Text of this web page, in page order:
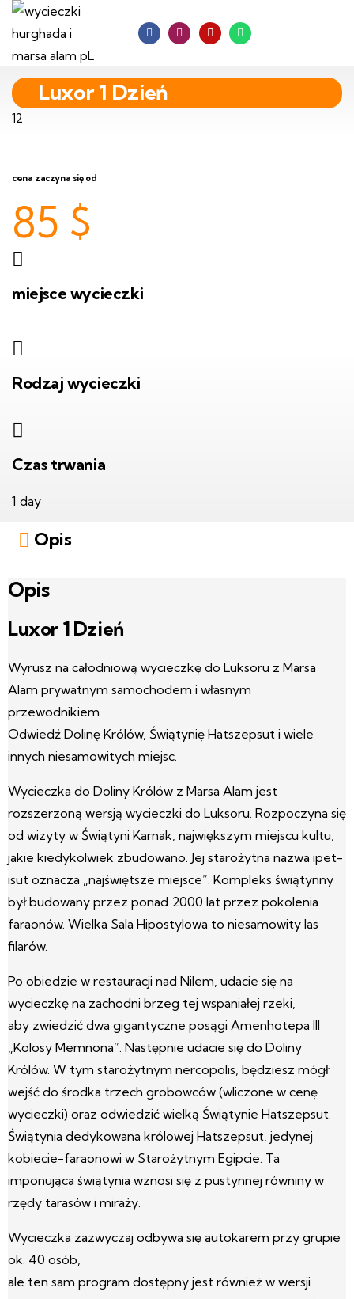
Luxor 1 Dzień
12
cena zaczyna się od
85 $
miejsce wycieczki
Rodzaj wycieczki
Czas trwania
1 day
Opis
Opis
Luxor 1 Dzień
Wyrusz na całodniową wycieczkę do Luksoru z Marsa
Alam prywatnym samochodem i własnym
przewodnikiem.
Odwiedź Dolinę Królów, Świątynię Hatszepsut i wiele
innych niesamowitych miejsc.
Wycieczka do Doliny Królów z Marsa Alam jest
rozszerzoną wersją wycieczki do Luksoru. Rozpoczyna się
od wizyty w Świątyni Karnak, największym miejscu kultu,
jakie kiedykolwiek zbudowano. Jej starożytna nazwa ipet-
isut oznacza „najświętsze miejsce”. Kompleks świątynny
był budowany przez ponad 2000 lat przez pokolenia
faraonów. Wielka Sala Hipostylowa to niesamowity las
filarów.
Po obiedzie w restauracji nad Nilem, udacie się na
wycieczkę na zachodni brzeg tej wspaniałej rzeki,
aby zwiedzić dwa gigantyczne posągi Amenhotepa III
„Kolosy Memnona”. Następnie udacie się do Doliny
Królów. W tym starożytnym nercopolis, będziesz mógł
wejść do środka trzech grobowców (wliczone w cenę
wycieczki) oraz odwiedzić wielką Świątynie Hatszepsut.
Świątynia dedykowana królowej Hatszepsut, jedynej
kobiecie-faraonowi w Starożytnym Egipcie. Ta
imponująca świątynia wznosi się z pustynnej równiny w
rzędy tarasów i miraży.
Wycieczka zazwyczaj odbywa się autokarem przy grupie
ok. 40 osób,
ale ten sam program dostępny jest również w wersji